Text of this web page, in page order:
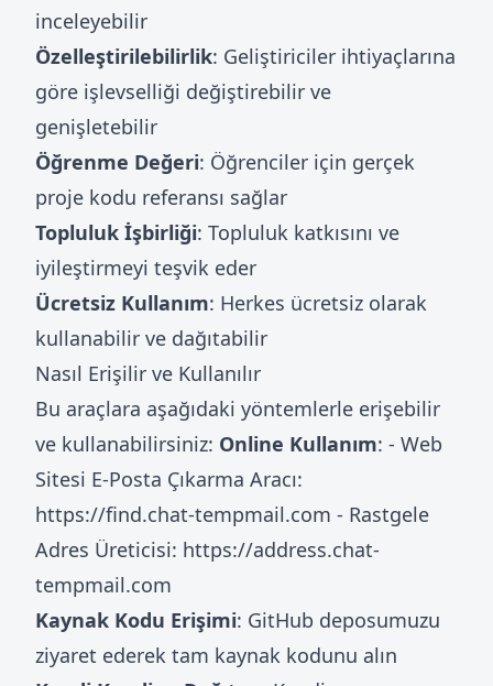
inceleyebilir
Özelleştirilebilirlik: Geliştiriciler ihtiyaçlarına
göre işlevselliği değiştirebilir ve
genişletebilir
Öğrenme Değeri: Öğrenciler için gerçek
proje kodu referansı sağlar
Topluluk İşbirliği: Topluluk katkısını ve
iyileştirmeyi teşvik eder
Ücretsiz Kullanım: Herkes ücretsiz olarak
kullanabilir ve dağıtabilir
Nasıl Erişilir ve Kullanılır
Bu araçlara aşağıdaki yöntemlerle erişebilir
ve kullanabilirsiniz: Online Kullanım: - Web
Sitesi E-Posta Çıkarma Aracı:
https://find.chat-tempmail.com - Rastgele
Adres Üreticisi: https://address.chat-
tempmail.com
Kaynak Kodu Erişimi: GitHub deposumuzu
ziyaret ederek tam kaynak kodunu alın